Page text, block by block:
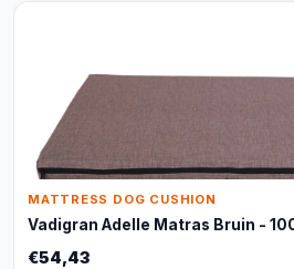
MATTRESS DOG CUSHION
Vadigran Adelle Matras Bruin -
€54,43